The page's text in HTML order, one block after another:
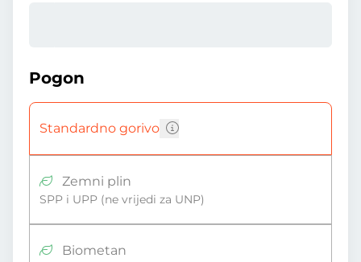
Pogon
Standardno gorivo
Zemni plin
SPP i UPP (ne vrijedi za UNP)
Biometan